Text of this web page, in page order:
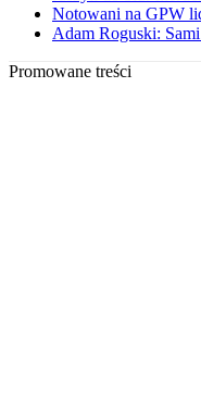
Notowani na GPW
Adam Roguski:
Promowane treści